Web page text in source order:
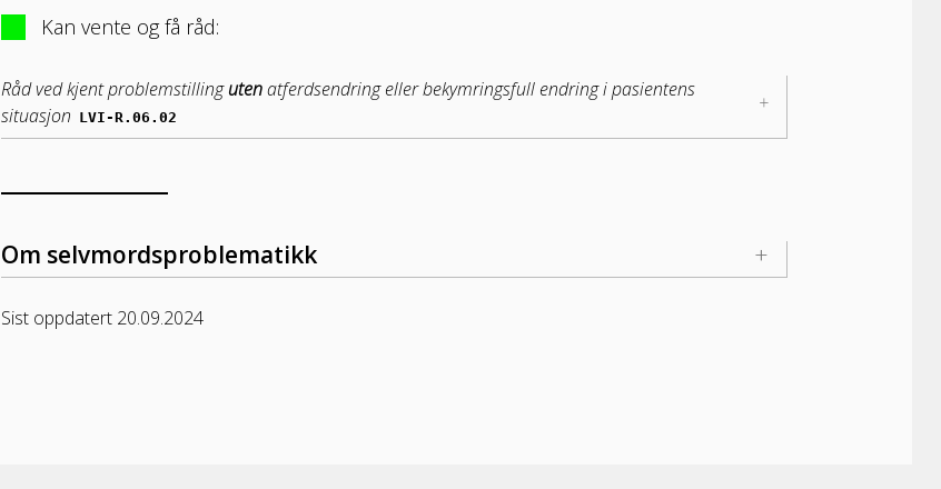
Kan vente og få råd:
Råd ved kjent problemstillingutenatferdsendring eller bekymringsfull endring i pasientens
situasjon LVI-R.06.02
Om selvmordsproblematikk
Sist oppdatert 20.09.2024